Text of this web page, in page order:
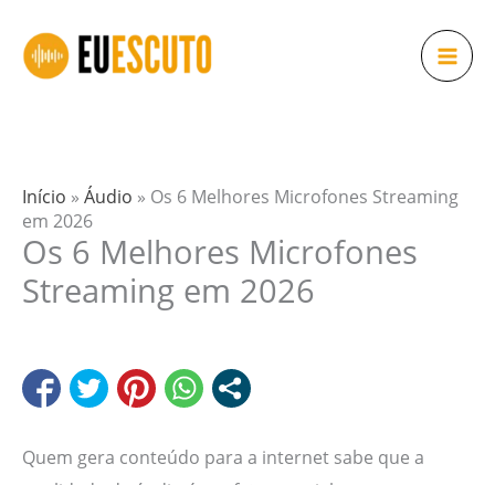
para
Início » Áudio » Os 6 Melhores Microfones Streaming
em 2026
Os 6 Melhores Microfones
Streaming em 2026
Quem gera conteúdo para a internet sabe que a